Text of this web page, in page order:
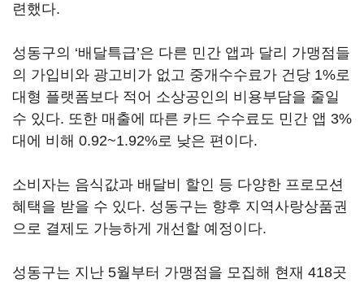
련했다.
성동구의 ‘배달특급’은 다른 민간 앱과 달리 가맹점들
의 가입비와 광고비가 없고 중개수수료가 건당 1%로
대형 플랫폼보다 적어 소상공인의 비용부담을 줄일
수 있다. 또한 매출에 따른 카드 수수료도 민간 앱 3%
대에 비해 0.92~1.92%로 낮은 편이다.
소비자는 음식값과 배달비 할인 등 다양한 프로모션
혜택을 받을 수 있다. 성동구는 향후 지역사랑상품권
으로 결제도 가능하게 개선할 예정이다.
성동구는 지난 5월부터 가맹점을 모집해 현재 418곳